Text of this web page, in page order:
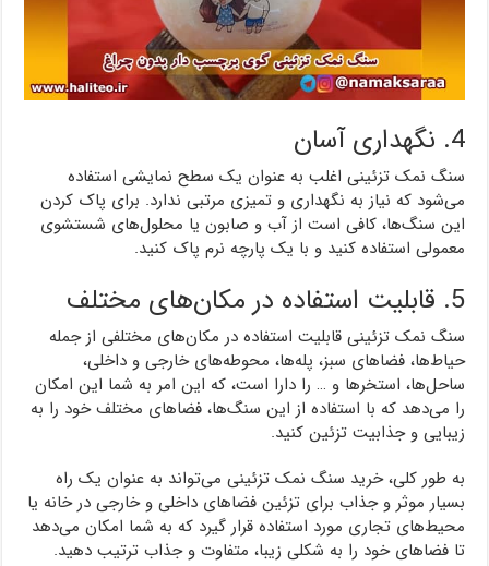
4. نگهداری آسان
سنگ نمک تزئینی اغلب به عنوان یک سطح نمایشی استفاده
می‌شود که نیاز به نگهداری و تمیزی مرتبی ندارد. برای پاک کردن
این سنگ‌ها، کافی است از آب و صابون یا محلول‌های شستشوی
معمولی استفاده کنید و با یک پارچه نرم پاک کنید.
5. قابلیت استفاده در مکان‌های مختلف
سنگ نمک تزئینی قابلیت استفاده در مکان‌های مختلفی از جمله
حیاط‌ها، فضاهای سبز، پله‌ها، محوطه‌های خارجی و داخلی،
ساحل‌ها، استخرها و … را دارا است، که این امر به شما این امکان
را می‌دهد که با استفاده از این سنگ‌ها، فضاهای مختلف خود را به
زیبایی و جذابیت تزئین کنید.
به طور کلی، خرید سنگ نمک تزئینی می‌تواند به عنوان یک راه
بسیار موثر و جذاب برای تزئین فضاهای داخلی و خارجی در خانه یا
محیط‌های تجاری مورد استفاده قرار گیرد که به شما امکان می‌دهد
تا فضاهای خود را به شکلی زیبا، متفاوت و جذاب ترتیب دهید.